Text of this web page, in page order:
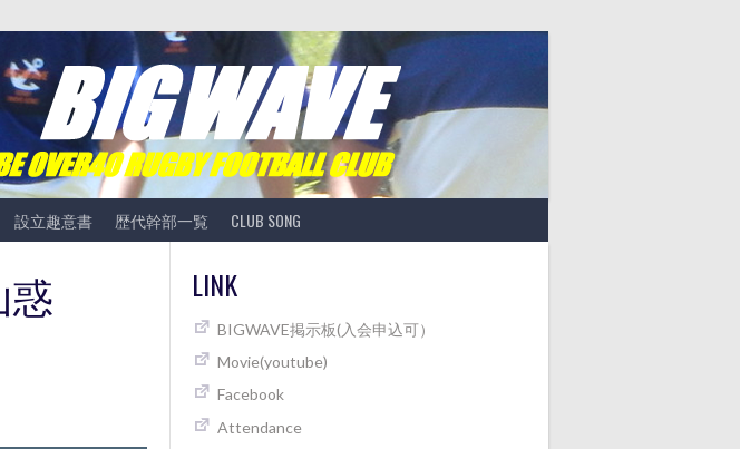
設立趣意書 歴代幹部一覧 CLUB SONG
惑 LINK
BIGWAVE掲示板(入会申込可）
Movie(youtube)
Facebook
Attendance